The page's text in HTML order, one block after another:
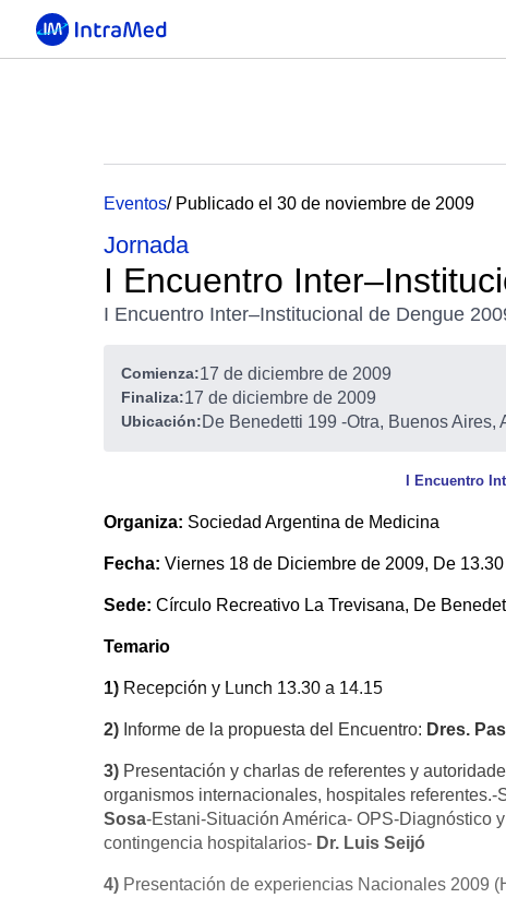
Eventos/ Publicado el 30 de noviembre de 2009
Jornada
I Encuentro
I Encuentro Inter–Institucional de Dengue
Comienza:17 de diciembre de 2009
Finaliza:17 de diciembre de 2009
Ubicación:De Benedetti 199 -Otra, Buenos Aires,
I Encuentro
Organiza: Sociedad Argentina de Medicina
Fecha: Viernes 18 de Diciembre de 2009, De
Sede: Círculo Recreativo La Trevisana, De
Temario
1) Recepción y Lunch 13.30 a 14.15
2) Informe de la propuesta del Encuentro: Dres.
3) Presentación y charlas de referentes y
organismos internacionales, hospitales referentes.-
Sosa-Estani-Situación América- OPS-Diagnóstico
contingencia hospitalarios- Dr. Luis Seijó
4) Presentación de experiencias Nacionales 2009